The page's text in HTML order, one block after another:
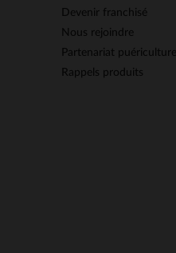
Devenir franchisé
Nous rejoindre
Partenariat puériculture
Rappels produits